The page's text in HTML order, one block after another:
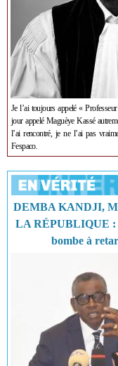
Je l’ai toujours appelé «
jour appelé Maguèye Kassé
l’ai rencontré, je ne l’ai pas
Fespaco.
DEMBA KANDJI,
LA RÉPUBLIQUE :
bombe à